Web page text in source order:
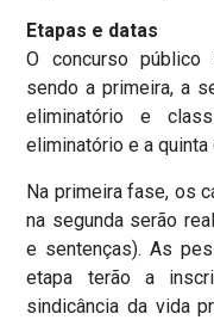
Etapas e datas
O concurso
sendo a primeira, a
eliminatório e
eliminatório e a
Na primeira fase, os
na segunda serão
e sentenças). As
etapa terão a
sindicância da vida